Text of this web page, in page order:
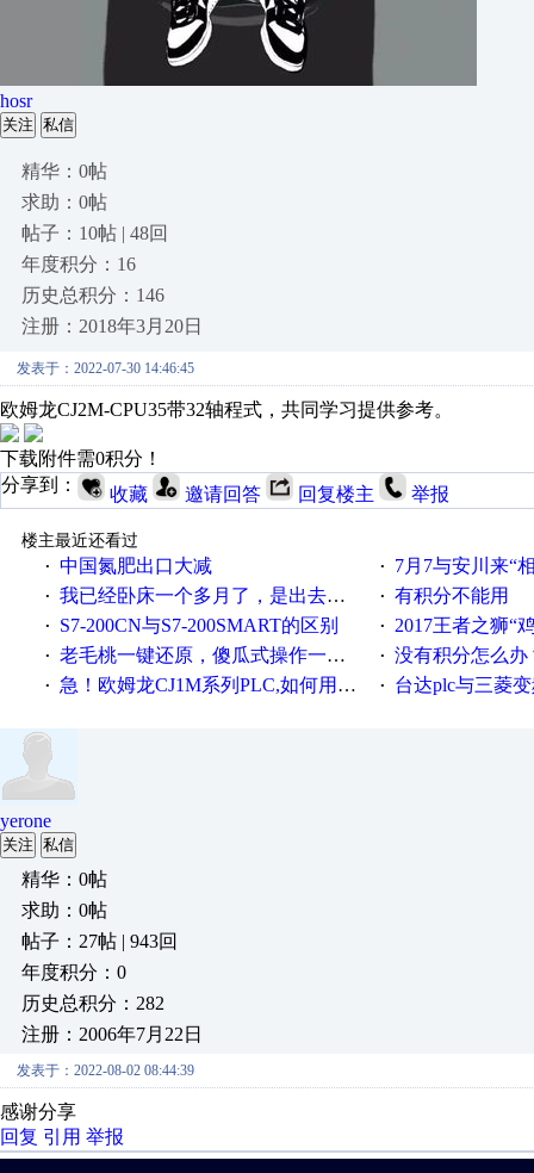
hosr
关注 私信
精华：0帖
求助：0帖
帖子：10帖 | 48回
年度积分：16
历史总积分：146
注册：2018年3月20日
发表于：2022-07-30 14:46:45
欧姆龙CJ2M-CPU35带32轴程式，共同学习提供参考。
下载附件需0积分！
分享到：
收藏 邀请回答 回复楼主 举报
楼主最近还看过
· 中国氮肥出口大减 · 7月7与安川来“
· 我已经卧床一个多月了，是出去安装机械手在高速遭遇车祸所致:大家工作都要特别注意啊 · 有积分不能用
· S7-200CN与S7-200SMART的区别 · 2017王者之狮“鸡”情签到
· 老毛桃一键还原，傻瓜式操作一键轻松备份还原；程序为向导式安装，一键即可实现自动备份或还原系统。 · 没有积分怎么办
· 急！欧姆龙CJ1M系列PLC,如何用时间控制变频器。要求时间在组态王中可以自由输入！拜托各位大神了！ · 台达plc与三菱
yerone
关注 私信
精华：0帖
求助：0帖
帖子：27帖 | 943回
年度积分：0
历史总积分：282
注册：2006年7月22日
发表于：2022-08-02 08:44:39
感谢分享
回复 引用 举报